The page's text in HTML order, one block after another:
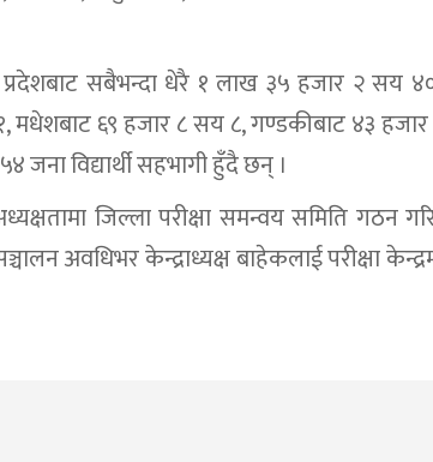
सबैभन्दा धेरै १ लाख ३५ हजार २ सय ४०
मधेशबाट ६९ हजार ८ सय ८, गण्डकीबाट ४३
विद्यार्थी सहभागी हुँदै छन् ।
जिल्ला परीक्षा समन्वय समिति गठन
अवधिभर केन्द्राध्यक्ष बाहेकलाई परीक्षा